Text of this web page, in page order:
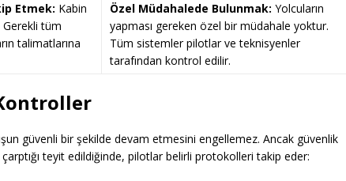
Etmek: Kabin
tüm
talimatlarına
Özel Müdahalede Bulunmak: Yolcuların
yapması gereken özel bir müdahale yoktur.
Tüm sistemler pilotlar ve teknisyenler
tarafından kontrol edilir.
güvenli bir şekilde devam etmesini engellemez. Ancak güvenlik
çarptığı teyit edildiğinde, pilotlar belirli protokolleri takip eder: